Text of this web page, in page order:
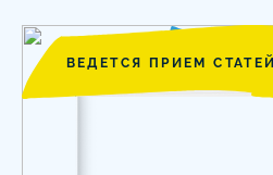
ВЕДЕТСЯ ПРИЕМ СТАТЕЙ